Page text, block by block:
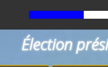
Élection